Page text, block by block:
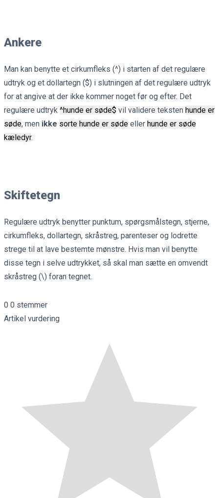
Ankere
Man kan benytte et cirkumfleks (^) i starten af det regulære
udtryk og et dollartegn ($) i slutningen af det regulære udtryk
for at angive at der ikke kommer noget før og efter. Det
regulære udtryk ^hunde er søde$ vil validere teksten hunde er
søde, men ikke sorte hunde er søde eller hunde er søde
kæledyr.
Skiftetegn
Regulære udtryk benytter punktum, spørgsmålstegn, stjerne,
cirkumfleks, dollartegn, skråstreg, parenteser og lodrette
strege til at lave bestemte mønstre. Hvis man vil benytte
disse tegn i selve udtrykket, så skal man sætte en omvendt
skråstreg (\) foran tegnet.
0 0 stemmer
Artikel vurdering